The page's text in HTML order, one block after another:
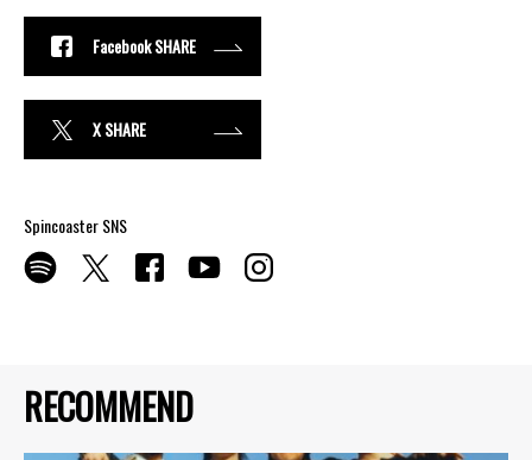
RECOMMEND
Facebook SHARE
X SHARE
Spincoaster SNS